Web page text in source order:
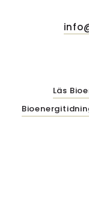
Läs